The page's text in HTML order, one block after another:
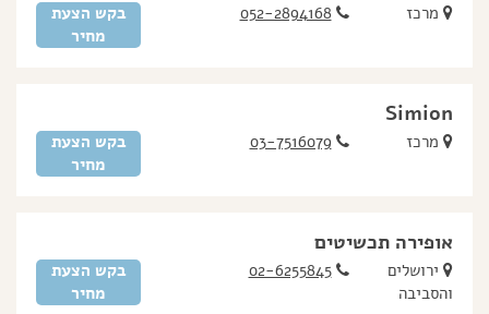
מרכז 052-2894168
בקש הצעת
מחיר
Simion
מרכז 03-7516079
בקש הצעת
מחיר
אופירה תכשיטים
ירושלים
והסביבה
02-6255845
בקש הצעת
מחיר